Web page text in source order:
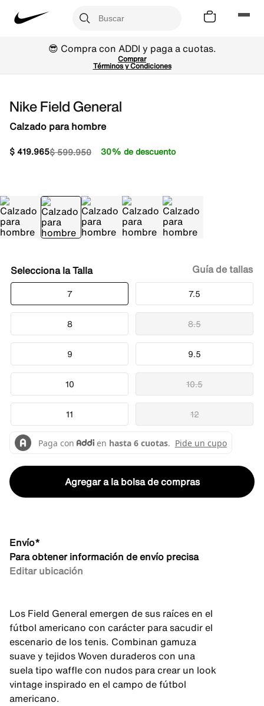
😎 Compra con ADDI y paga a cuotas.
Comprar
Términos y Condiciones
Nike Field General
Calzado para hombre
$599.950
$419.965 30% de descuento
Talla
7 7.5
8 8.5
9 9.5
10 10.5
11 12
Guía de tallas
Agregar a la bolsa de compras
Envío*
Para obtener información de envío precisa
Editar ubicación
Los Field General emergen de sus raíces en el
fútbol americano con carácter para sacudir el
escenario de los tenis. Combinan gamuza
suave y tejidos Woven duraderos con una
suela tipo waffle con nudos para crear un look
vintage inspirado en el campo de fútbol
americano.